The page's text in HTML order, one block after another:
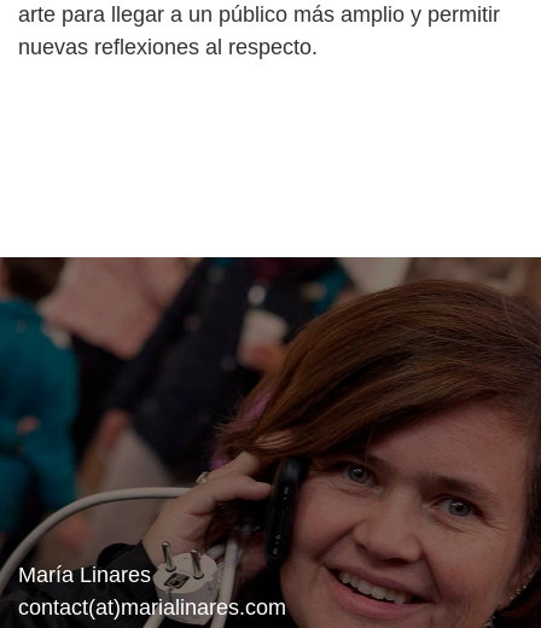
arte para llegar a un público más amplio y permitir
nuevas reflexiones al respecto.
María Linares
contact(at)marialinares.com